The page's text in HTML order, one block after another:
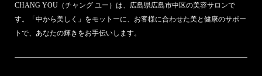
CHANG YOU（チャング ユー）は、広島県広島市中区の美容サロンで
す。「中から美しく」をモットーに、お客様に合わせた美と健康のサポー
トで、あなたの輝きをお手伝いします。